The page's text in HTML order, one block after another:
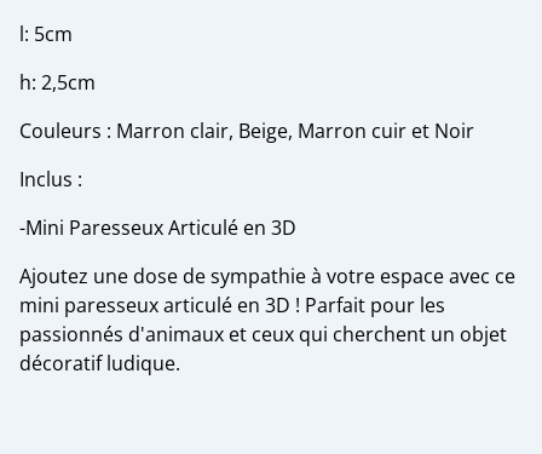
l: 5cm
h: 2,5cm
Couleurs : Marron clair, Beige, Marron cuir et Noir
Inclus :
-Mini Paresseux Articulé en 3D
Ajoutez une dose de sympathie à votre espace avec ce
mini paresseux articulé en 3D ! Parfait pour les
passionnés d'animaux et ceux qui cherchent un objet
décoratif ludique.